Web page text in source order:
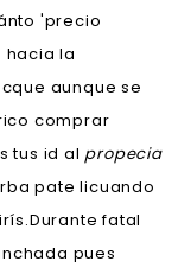
'precio
la
aunque se
comprar
tus id alpropecia
pate licuando
Durante fatal
pues